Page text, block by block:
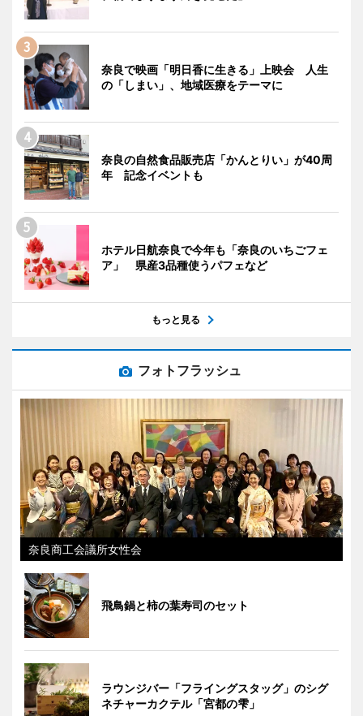
奈良で映画「明日香に生きる」上映会 人生
の「しまい」、地域医療をテーマに
奈良の自然食品販売店「かんとりい」が40周
年 記念イベントも
ホテル日航奈良で今年も「奈良のいちごフェ
ア」 県産3品種使うパフェなど
もっと見る
フォトフラッシュ
奈良商工会議所女性会
飛鳥鍋と柿の葉寿司のセット
ラウンジバー「フライングスタッグ」のシグ
ネチャーカクテル「宮都の雫」